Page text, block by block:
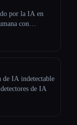
por la IA en
con
de IA indetectable
de IA